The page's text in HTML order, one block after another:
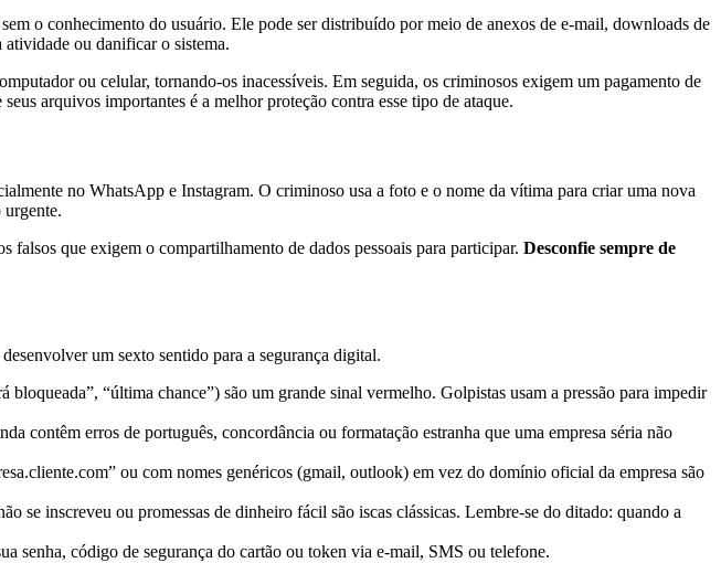
o conhecimento do usuário. Ele pode ser distribuído por meio de anexos de e-mail, downloads de
ou danificar o sistema.
ou celular, tornando-os inacessíveis. Em seguida, os criminosos exigem um pagamento de
arquivos importantes é a melhor proteção contra esse tipo de ataque.
no WhatsApp e Instagram. O criminoso usa a foto e o nome da vítima para criar uma nova
que exigem o compartilhamento de dados pessoais para participar. Desconfie sempre de
um sexto sentido para a segurança digital.
bloqueada”, “última chance”) são um grande sinal vermelho. Golpistas usam a pressão para impedir
contêm erros de português, concordância ou formatação estranha que uma empresa séria não
ou com nomes genéricos (gmail, outlook) em vez do domínio oficial da empresa são
se inscreveu ou promessas de dinheiro fácil são iscas clássicas. Lembre-se do ditado: quando a
senha, código de segurança do cartão ou token via e-mail, SMS ou telefone.